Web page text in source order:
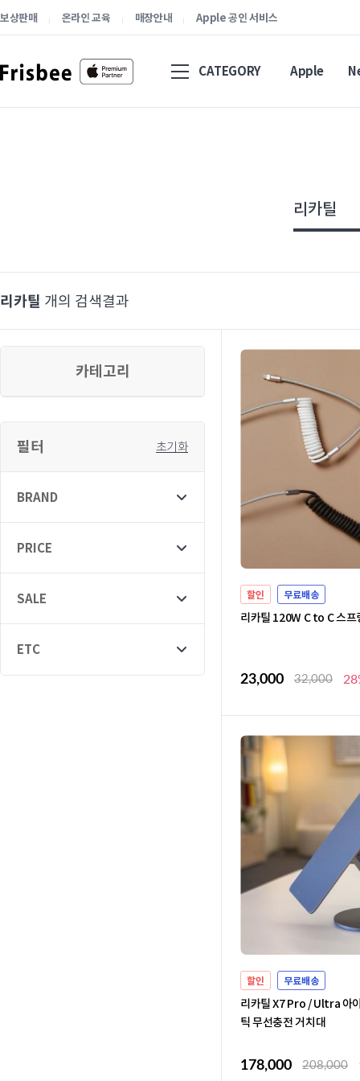
보상판매 온라인 교육 매장안내 Apple 공인 서비스
CATEGORY Apple
리카틸 개의 검색결과
카테고리
필터 초기화
BRAND
PRICE
SALE
ETC
할인 무료배송
리카틸 120W C to C 스프
23,000 32,000
할인 무료배송
리카틸 X7 Pro / Ultra 아
틱 무선충전 거치대
178,000 208,000